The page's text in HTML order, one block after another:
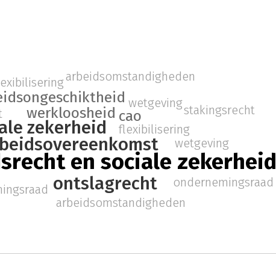
en sociale zekerheid
zekerheid
ontslagrecht
werkloosheid cao
flexibilisering
wetgeving
arbeidsomstandigheden
wetgeving
arbeidsomstandigheden
ondernemingsraad
stakingsrecht